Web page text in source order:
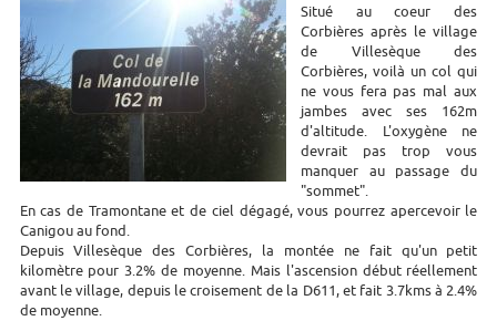
Situé au coeur des
Corbières après le village
de Villesèque des
Corbières, voilà un col qui
ne vous fera pas mal aux
jambes avec ses 162m
d'altitude. L'oxygène ne
devrait pas trop vous
manquer au passage du
"sommet".
En cas de Tramontane et de ciel dégagé, vous pourrez apercevoir le
Canigou au fond.
Depuis Villesèque des Corbières, la montée ne fait qu'un petit
kilomètre pour 3.2% de moyenne. Mais l'ascension début réellement
avant le village, depuis le croisement de la D611, et fait 3.7kms à 2.4%
de moyenne.